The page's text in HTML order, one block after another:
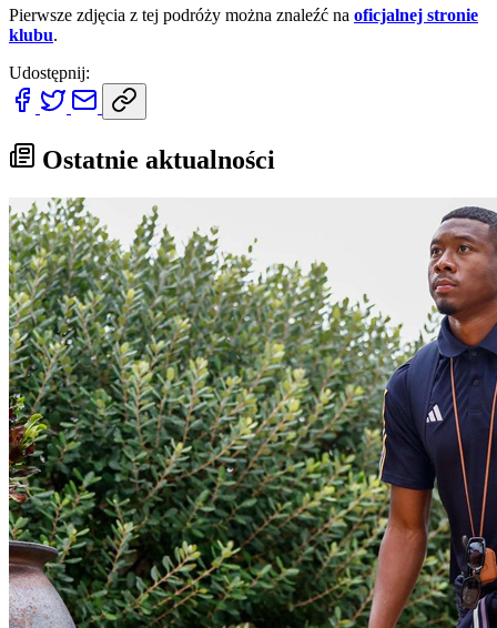
Pierwsze zdjęcia z tej podróży można znaleźć na oficjalnej stronie
klubu.
Udostępnij:
Ostatnie aktualności